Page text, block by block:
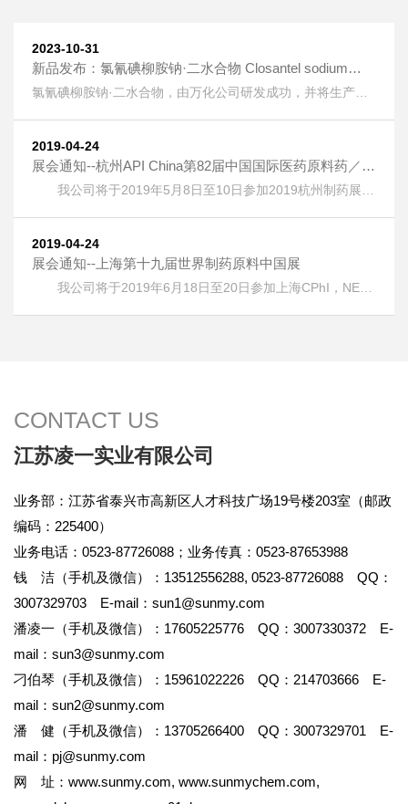
2023-10-31
新品发布：氯氰碘柳胺钠·二水合物 Closantel sodium
dihydrate [61438-64-0] 上线
氯氰碘柳胺钠·二水合物，由万化公司研发成功，并将生产技
sodium dihydrate [61438-64-0] 又名：克罗散泰钠，是一种
兽药，用作抗寄生虫药物。 按照《欧洲药典》检测，纯度
HPLC：≥99.5%，单一杂质：＜0.2%； 淡黄色粉末；溶液色
度：＜GY4； 水分：±5%。
2019-04-24
展会通知--杭州API China第82届中国国际医药原料药／中
间体／包材／设备交易会
我公司将于2019年5月8日至10日参加2019杭州制药展
世纪城奔竞大道353号，展位号：1DQ17。 热烈欢迎广大客
户朋友光临本公司展位！
2019-04-24
展会通知--上海第十九届世界制药原料中国展
我公司将于2019年6月18日至20日参加上海CPhI，NEX
展，地址：上海新国际博览中心(浦东)，展位号：E6G75。
CONTACT US
江苏凌一实业有限公司
业务部：江苏省泰兴市高新区人才科技广场19号楼203室（邮政
编码：225400）
业务电话：0523-87726088；业务传真：0523-87653988
钱 洁（手机及微信）：13512556288, 0523-87726088 QQ：
3007329703 E-mail： sun1@sunmy.com
潘凌一（手机及微信）：17605225776 QQ：3007330372 E-
mail： sun3@sunmy.com
刁伯琴（手机及微信）：15961022226 QQ：214703666 E-
mail： sun2@sunmy.com
潘 健（手机及微信）：13705266400 QQ：3007329701 E-
mail： pj@sunmy.com
网 址： www.sunmy.com, www.sunmychem.com,